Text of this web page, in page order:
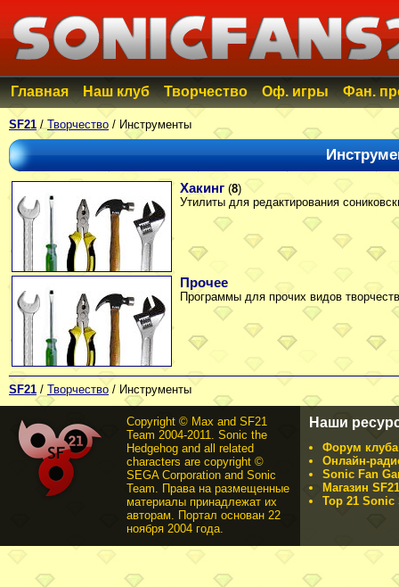
Главная Наш клуб Творчество Оф. игры Фан.
SF21 /Творчество / Инструменты
Хакинг (8)
Утилиты для редактирования
Прочее
Программы для прочих видов
SF21 / Творчество / Инструменты
Copyright © Max and SF21
Team 2004-2011. Sonic the
Hedgehog and all related
characters are copyright ©
SEGA Corporation and Sonic
Team. Права на размещенные
материалы принадлежат их
авторам. Портал основан 22
ноября 2004 года.
Наши
Форум
Онлайн-
Sonic Fan
Магазин
Top 21 Sonic